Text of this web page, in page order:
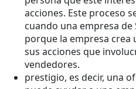
acciones. Este proceso
cuando una empresa
porque la empresa crea
sus acciones que
vendedores.
prestigio, es decir, una